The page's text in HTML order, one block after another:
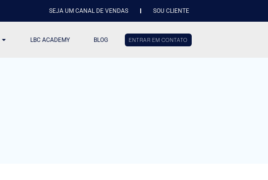
SEJA UM CANAL DE VENDAS SOU CLIENTE
LBC ACADEMY BLOG ENTRAR EM CONTATO